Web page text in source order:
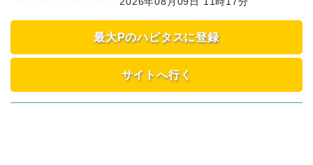
最大Pのハピタスに登録
サイトへ行く